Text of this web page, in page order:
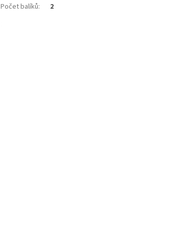
Počet balíků: 2